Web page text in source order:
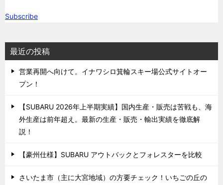
Subscribe
最近の投稿
営業再開へ向けて。イナワシロ箕輪スキー場公式サイトオー
プン！
【SUBARU 2026年上半期実績】国内生産・販売は苦戦も、海
外生産は前年超え。最新の生産・販売・輸出実績を徹底解
説！
【豪州仕様】SUBARU アウトバックとフォレスターを比較
さいたま市（主に大宮地域）の方要チェック！いちごの丘の